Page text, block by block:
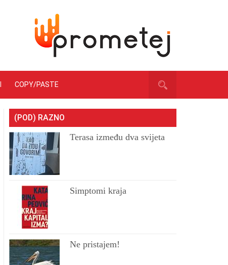
COPY/PASTE
(POD) RAZNO
Terasa između dva svijeta
Simptomi kraja
Ne pristajem!